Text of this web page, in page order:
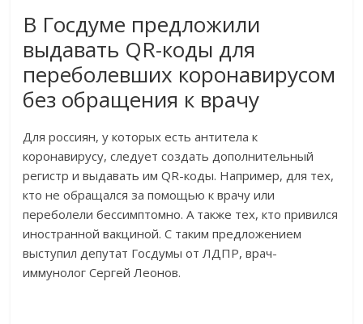
В Госдуме предложили
выдавать QR-коды для
переболевших коронавирусом
без обращения к врачу
Для россиян, у которых есть антитела к
коронавирусу, следует создать дополнительный
регистр и выдавать им QR-коды. Например, для тех,
кто не обращался за помощью к врачу или
переболели бессимптомно. А также тех, кто привился
иностранной вакциной. С таким предложением
выступил депутат Госдумы от ЛДПР, врач-
иммунолог Сергей Леонов.